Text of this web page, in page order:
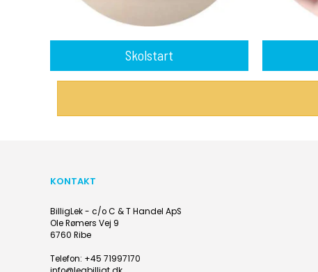
Skolstart
KONTAKT
BilligLek - c/o C & T Handel ApS
Ole Rømers Vej 9
6760 Ribe
Telefon: +45 71997170